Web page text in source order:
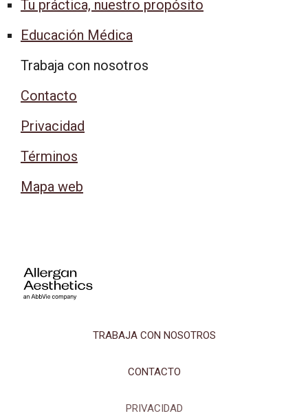
Tu práctica, nuestro propósito
Educación Médica
Trabaja con nosotros
Contacto
Privacidad
Términos
Mapa web
TRABAJA CON NOSOTROS
CONTACTO
PRIVACIDAD